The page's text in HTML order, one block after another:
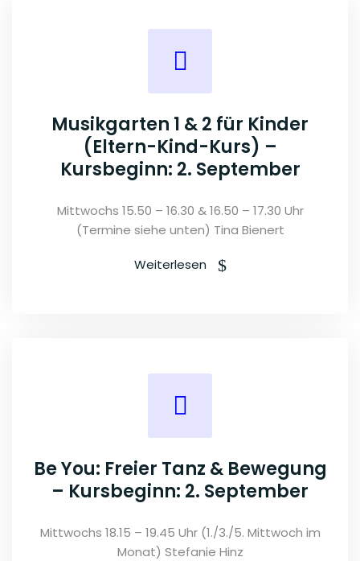
Musikgarten 1 & 2 für Kinder
(Eltern-Kind-Kurs) –
Kursbeginn: 2. September
Mittwochs 15.50 – 16.30 & 16.50 – 17.30 Uhr
(Termine siehe unten) Tina Bienert
Weiterlesen
Be You: Freier Tanz & Bewegung
– Kursbeginn: 2. September
Mittwochs 18.15 – 19.45 Uhr (1./3./5. Mittwoch im
Monat) Stefanie Hinz